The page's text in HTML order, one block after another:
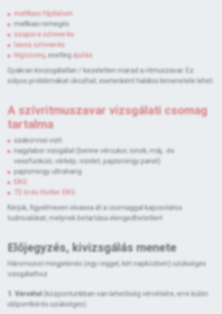
mellkasi fájdalom
mellkasi remegés
szapora szívverés
lassú szívverés
légszomj, esetleg ájulás
Gyakran kivizsgálatlan / kezeletlen marad a ritmuszavar. Ez
súlyos problémákat okozhat, esetenként halálos kimenetele lehet.
A szívritmuszavar vizsgálati csomag
tartalma
szakorvosi vizit
nagylabor vizsgálat (benne vércukor, ionok, máj, -és
vesefunkció, vérkép, vizelet, pajzsmirigy panel)
pajzsmirigy ultrahang
EKG
72 órás Holter EKG
Kérjük, figyelmesen olvassa át a csomaggal kapcsolatos
tudnivalókat, melynek betartása elengedhetetlen!
Előjegyzés, kivizsgálás menete
Háromszori megjelenés (egy reggel, két napközben) szükséges
vizsgálathoz
1. Vérvétel
(központunkban van lehetőség vérvételre, erre külön
időpontkérés szükséges)